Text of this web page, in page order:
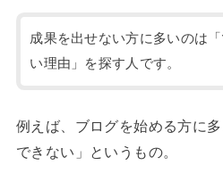
成果を出せない方に多いのは
い理由」を探す人です。
例えば、ブログを始める方に
できない」というもの。